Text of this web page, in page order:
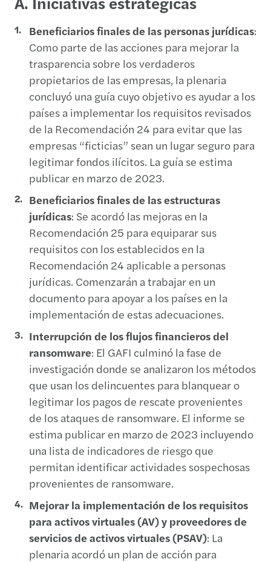
Beneficiarios finales de las personas jurídicas:
Como parte de las acciones para mejorar la
trasparencia sobre los verdaderos
propietarios de las empresas, la plenaria
concluyó una guía cuyo objetivo es ayudar a los
países a implementar los requisitos revisados
de la Recomendación 24 para evitar que las
empresas “ficticias” sean un lugar seguro para
legitimar fondos ilícitos. La guía se estima
publicar en marzo de 2023.
Beneficiarios finales de las estructuras
jurídicas: Se acordó las mejoras en la
Recomendación 25 para equiparar sus
requisitos con los establecidos en la
Recomendación 24 aplicable a personas
jurídicas. Comenzarán a trabajar en un
documento para apoyar a los países en la
implementación de estas adecuaciones.
Interrupción de los flujos financieros del
ransomware: El GAFI culminó la fase de
investigación donde se analizaron los métodos
que usan los delincuentes para blanquear o
legitimar los pagos de rescate provenientes
de los ataques de ransomware. El informe se
estima publicar en marzo de 2023 incluyendo
una lista de indicadores de riesgo que
permitan identificar actividades sospechosas
provenientes de ransomware.
Mejorar la implementación de los requisitos
para activos virtuales (AV) y proveedores de
servicios de activos virtuales (PSAV): La
plenaria acordó un plan de acción para